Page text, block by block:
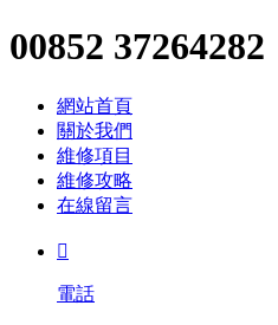
00852 37264282
網站首頁
關於我們
維修項目
維修攻略
在線留言

電話